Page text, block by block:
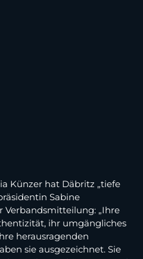
Künzer hat Däbritz „tiefe
Sabine
Verbandsmitteilung: „Ihre
ihr umgängliches
herausragenden
sie ausgezeichnet. Sie